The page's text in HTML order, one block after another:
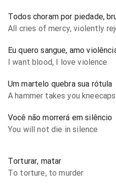
Todos choram por piedade,
All cries of mercy, violently
Eu quero sangue, amo
I want blood, I love violence
Um martelo quebra sua rótula
A hammer takes you kneecaps
Você não morrerá em silêncio
You will not die in silence
Torturar, matar
To torture, to murder